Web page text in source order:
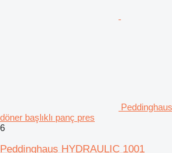
döner başlıklı panç pres
6
Peddinghaus HYDRAULIC 1001